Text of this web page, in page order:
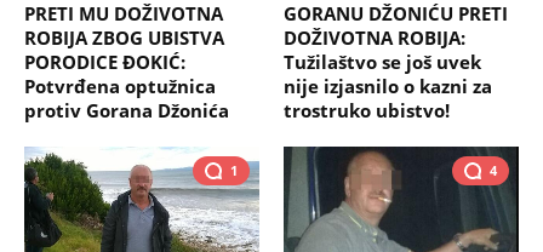
PRETI MU DOŽIVOTNA
ROBIJA ZBOG UBISTVA
PORODICE ĐOKIĆ:
Potvrđena optužnica
protiv Gorana Džonića
GORANU DŽONIĆU PRETI
DOŽIVOTNA ROBIJA:
Tužilaštvo se još uvek
nije izjasnilo o kazni za
trostruko ubistvo!
1 4